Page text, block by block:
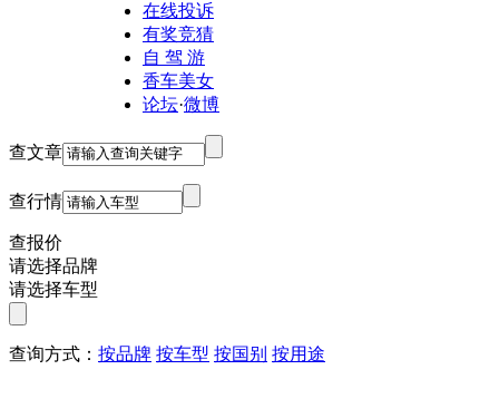
在线投诉
有奖竞猜
自 驾 游
香车美女
论坛·微博
查文章
查行情
查报价
请选择品牌
请选择车型
查询方式： 按品牌 按车型 按国别 按用途